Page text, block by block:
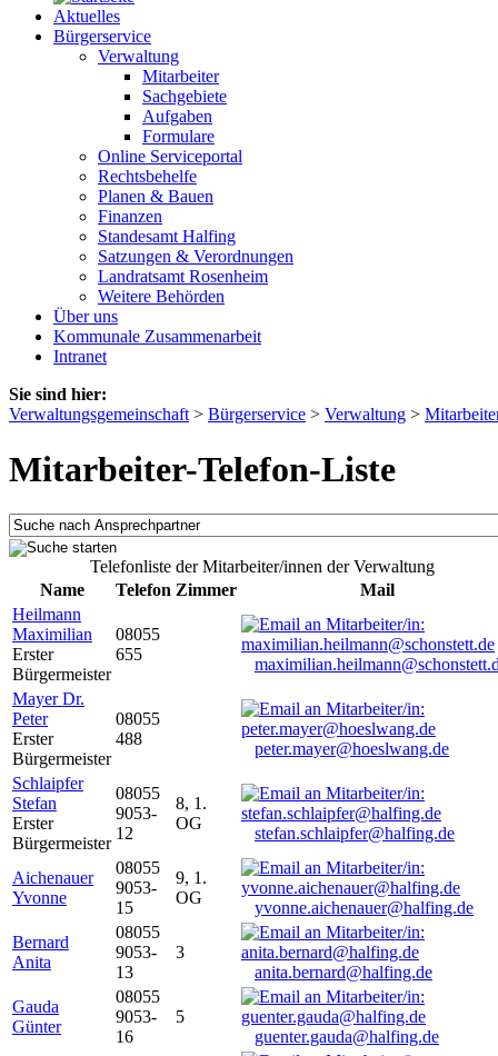
Aktuelles
Bürgerservice
Verwaltung
Mitarbeiter
Sachgebiete
Aufgaben
Formulare
Online Serviceportal
Rechtsbehelfe
Planen & Bauen
Finanzen
Standesamt Halfing
Satzungen & Verordnungen
Landratsamt Rosenheim
Weitere Behörden
Über uns
Kommunale Zusammenarbeit
Intranet
Sie sind hier:
Verwaltungsgemeinschaft > Bürgerservice > Verwaltung >
Mitarbeiter-Telefon-Liste
Telefonliste der Mitarbeiter/innen der Verwaltung
Name
Telefon Zimmer
Mail
Heilmann
Maximilian
Erster
Bürgermeister
08055
655
Mayer Dr.
Peter
Erster
Bürgermeister
08055
488
peter.mayer@hoeslwang.de
Schlaipfer
Stefan
Erster
Bürgermeister
08055
9053-
12
8, 1.
OG
stefan.schlaipfer@halfing.de
Aichenauer
Yvonne
08055
9053-
15
9, 1.
OG
yvonne.aichenauer@halfing.de
Bernard
Anita
08055
9053-
13
3
anita.bernard@halfing.de
Gauda
Günter
08055
9053-
16
5
guenter.gauda@halfing.de